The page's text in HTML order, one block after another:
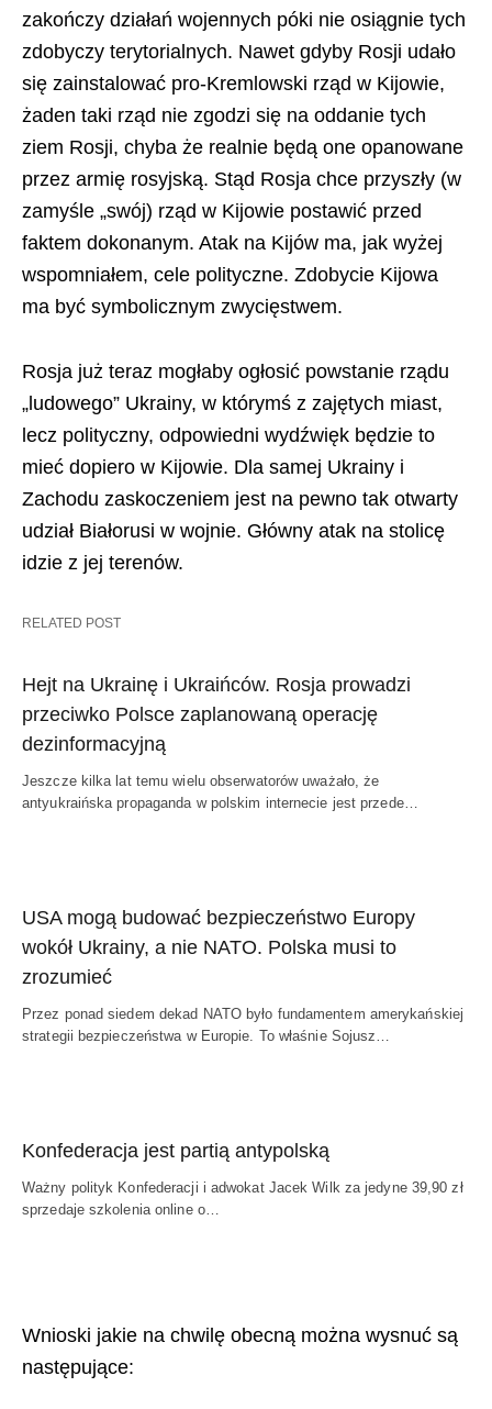
zakończy działań wojennych póki nie osiągnie tych
zdobyczy terytorialnych. Nawet gdyby Rosji udało
się zainstalować pro-Kremlowski rząd w Kijowie,
żaden taki rząd nie zgodzi się na oddanie tych
ziem Rosji, chyba że realnie będą one opanowane
przez armię rosyjską. Stąd Rosja chce przyszły (w
zamyśle „swój) rząd w Kijowie postawić przed
faktem dokonanym. Atak na Kijów ma, jak wyżej
wspomniałem, cele polityczne. Zdobycie Kijowa
ma być symbolicznym zwycięstwem.
Rosja już teraz mogłaby ogłosić powstanie rządu
„ludowego” Ukrainy, w którymś z zajętych miast,
lecz polityczny, odpowiedni wydźwięk będzie to
mieć dopiero w Kijowie. Dla samej Ukrainy i
Zachodu zaskoczeniem jest na pewno tak otwarty
udział Białorusi w wojnie. Główny atak na stolicę
idzie z jej terenów.
RELATED POST
Hejt na Ukrainę i Ukraińców. Rosja prowadzi
przeciwko Polsce zaplanowaną operację
dezinformacyjną
Jeszcze kilka lat temu wielu obserwatorów uważało, że
antyukraińska propaganda w polskim internecie jest przede…
USA mogą budować bezpieczeństwo Europy
wokół Ukrainy, a nie NATO. Polska musi to
zrozumieć
Przez ponad siedem dekad NATO było fundamentem amerykańskiej
strategii bezpieczeństwa w Europie. To właśnie Sojusz…
Konfederacja jest partią antypolską
Ważny polityk Konfederacji i adwokat Jacek Wilk za jedyne 39,90 zł
sprzedaje szkolenia online o…
Wnioski jakie na chwilę obecną można wysnuć są
następujące: